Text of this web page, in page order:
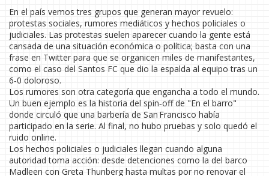
En el país vemos tres grupos que generan mayor revuelo:
protestas sociales, rumores mediáticos y hechos policiales o
judiciales. Las protestas suelen aparecer cuando la gente está
cansada de una situación económica o política; basta con una
frase en Twitter para que se organicen miles de manifestantes,
como el caso del Santos FC que dio la espalda al equipo tras un
6‑0 doloroso.
Los rumores son otra categoría que engancha a todo el mundo.
Un buen ejemplo es la historia del spin‑off de "En el barro"
donde circuló que una barbería de San Francisco había
participado en la serie. Al final, no hubo pruebas y solo quedó el
ruido online.
Los hechos policiales o judiciales llegan cuando alguna
autoridad toma acción: desde detenciones como la del barco
Madleen con Greta Thunberg hasta multas por no renovar el